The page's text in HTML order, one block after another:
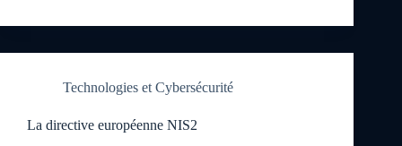
Technologies et Cybersécurité
La directive européenne NIS2